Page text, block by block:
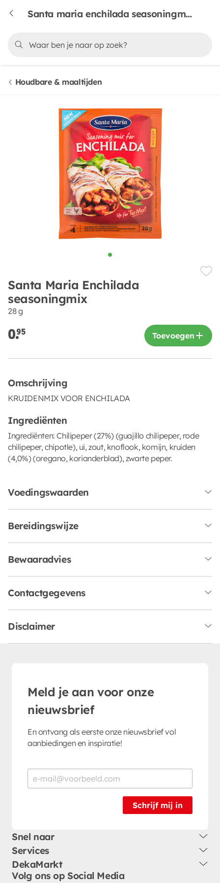
Santa maria enchilada seasoningmix
Houdbare & maaltijden
Santa Maria Enchilada
seasoningmix
28 g
0.95 Toevoegen
Omschrijving
KRUIDENMIX VOOR ENCHILADA
Ingrediënten
Ingrediënten: Chilipeper (27%) (guajillo chilipeper, rode
chilipeper, chipotle), ui, zout, knoflook, komijn, kruiden
(4,0%) (oregano, korianderblad), zwarte peper.
Voedingswaarden
Bereidingswijze
Bewaaradvies
Contactgegevens
Disclaimer
Meld je aan voor onze
nieuwsbrief
En ontvang als eerste onze nieuwsbrief vol
aanbiedingen en inspiratie!
Schrijf mij in
Snel naar
Services
DekaMarkt
Volg ons op Social Media